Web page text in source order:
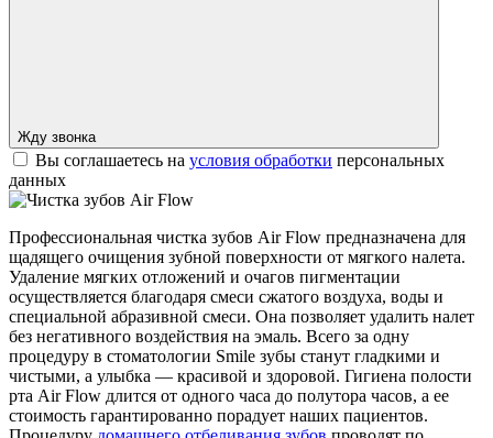
Жду звонка
Вы соглашаетесь на условия обработки персональных
данных
Профессиональная чистка зубов Air Flow предназначена для
щадящего очищения зубной поверхности от мягкого налета.
Удаление мягких отложений и очагов пигментации
осуществляется благодаря смеси сжатого воздуха, воды и
специальной абразивной смеси. Она позволяет удалить налет
без негативного воздействия на эмаль. Всего за одну
процедуру в стоматологии Smile зубы станут гладкими и
чистыми, а улыбка — красивой и здоровой. Гигиена полости
рта Air Flow длится от одного часа до полутора часов, а ее
стоимость гарантированно порадует наших пациентов.